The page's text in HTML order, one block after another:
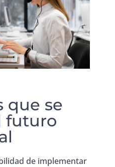
que se
futuro
de implementar